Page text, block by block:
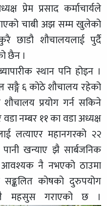
प्रेम प्रसाद कर्माचार्यले
चाबी अझ सम्म खुलेको
छाडौ शौचालयलाई पुर्दै
छैन ।
स्थान पनि होइन ।
सङ्गै ६ कोठे शौचालय रहेको
प्रयोग गर्न सकिने
वडा नम्बर ११ का वडा अध्यक्ष
लत्याएर महानगरको २२
खन्याए झै सार्बजनिक
आवश्यक नै नभएको ठाउमा
सङ्कलित कोषको दुरुपयोग
महसुस गराएको छ ।